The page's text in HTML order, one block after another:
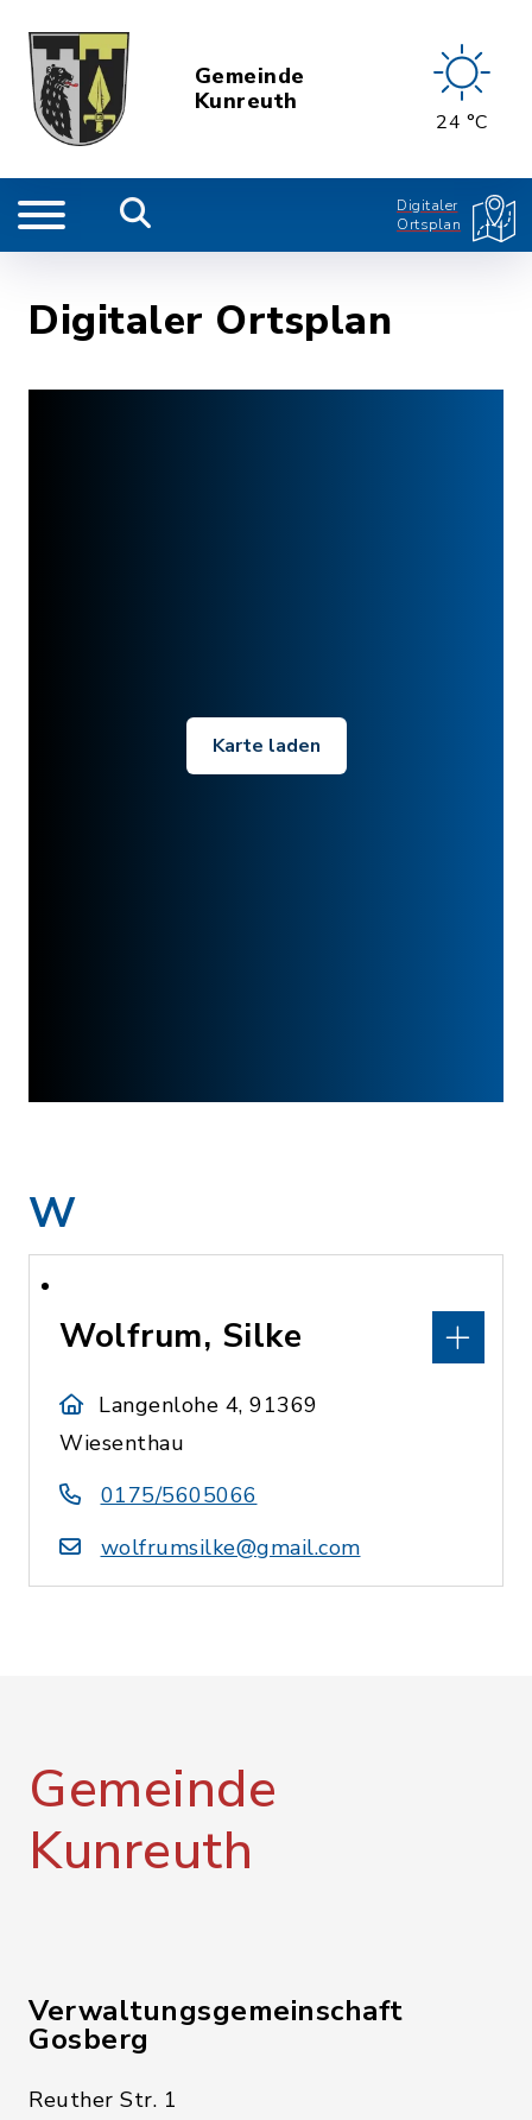
Gemeinde
Kunreuth
24 °C
Digitaler
Ortsplan
Digitaler Ortsplan
Karte laden
W
Wolfrum, Silke
Langenlohe 4, 91369
Wiesenthau
0175/5605066
wolfrumsilke@gmail.com
Gemeinde
Kunreuth
Verwaltungsgemeinschaft
Gosberg
Reuther Str. 1